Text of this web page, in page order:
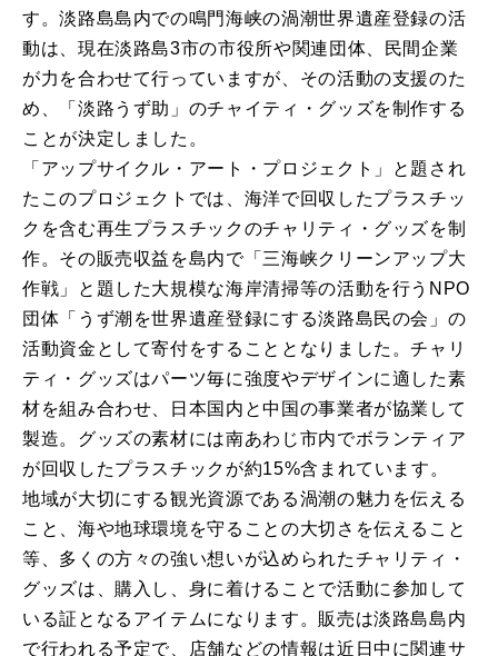
す。淡路島島内での鳴門海峡の渦潮世界遺産登録の活
動は、現在淡路島3市の市役所や関連団体、民間企業
が力を合わせて行っていますが、その活動の支援のた
め、「淡路うず助」のチャイティ・グッズを制作する
ことが決定しました。
「アップサイクル・アート・プロジェクト」と題され
たこのプロジェクトでは、海洋で回収したプラスチッ
クを含む再生プラスチックのチャリティ・グッズを制
作。その販売収益を島内で「三海峡クリーンアップ大
作戦」と題した大規模な海岸清掃等の活動を行うNPO
団体「うず潮を世界遺産登録にする淡路島民の会」の
活動資金として寄付をすることとなりました。チャリ
ティ・グッズはパーツ毎に強度やデザインに適した素
材を組み合わせ、日本国内と中国の事業者が協業して
製造。グッズの素材には南あわじ市内でボランティア
が回収したプラスチックが約15%含まれています。
地域が大切にする観光資源である渦潮の魅力を伝える
こと、海や地球環境を守ることの大切さを伝えること
等、多くの方々の強い想いが込められたチャリティ・
グッズは、購入し、身に着けることで活動に参加して
いる証となるアイテムになります。販売は淡路島島内
で行われる予定で、店舗などの情報は近日中に関連サ